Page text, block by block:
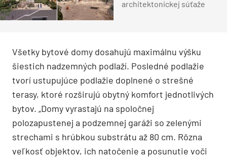
architektonickej súťaže
Všetky bytové domy dosahujú maximálnu výšku
šiestich nadzemných podlaží. Posledné podlažie
tvorí ustupujúce podlažie doplnené o strešné
terasy, ktoré rozširujú obytný komfort jednotlivých
bytov. „Domy vyrastajú na spoločnej
polozapustenej a podzemnej garáži so zelenými
strechami s hrúbkou substrátu až 80 cm. Rôzna
veľkosť objektov, ich natočenie a posunutie voči